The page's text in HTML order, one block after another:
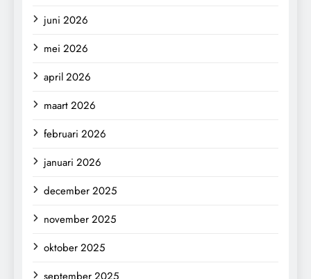
juni 2026
mei 2026
april 2026
maart 2026
februari 2026
januari 2026
december 2025
november 2025
oktober 2025